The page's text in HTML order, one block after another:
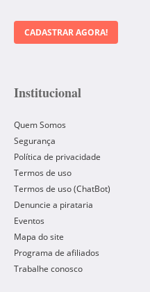
CADASTRAR AGORA!
Institucional
Quem Somos
Segurança
Política de privacidade
Termos de uso
Termos de uso (ChatBot)
Denuncie a pirataria
Eventos
Mapa do site
Programa de afiliados
Trabalhe conosco